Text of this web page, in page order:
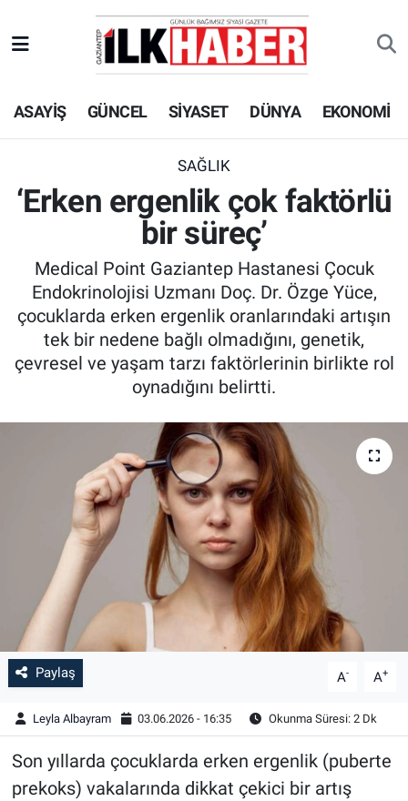
ASAYİŞ GÜNCEL SİYASET DÜNYA EKONOMİ
SAĞLIK
‘Erken ergenlik çok faktörlü
bir süreç’
Medical Point Gaziantep Hastanesi Çocuk
Endokrinolojisi Uzmanı Doç. Dr. Özge Yüce,
çocuklarda erken ergenlik oranlarındaki artışın
tek bir nedene bağlı olmadığını, genetik,
çevresel ve yaşam tarzı faktörlerinin birlikte rol
oynadığını belirtti.
Paylaş A- A+
Leyla Albayram 03.06.2026 - 16:35 Okunma Süresi: 2 Dk
Son yıllarda çocuklarda erken ergenlik (puberte
prekoks) vakalarında dikkat çekici bir artış
EKONOMİ
SİYASET
SPOR
ASAYİŞ
EĞİTİM
KÜLTÜR - SANAT
Beyoğlu Hava Durumu
Beyoğlu Trafik Yoğunluk Haritası
Süper Lig Puan Durumu ve Fikstür
Tüm Manşetler
Haber Arşivi